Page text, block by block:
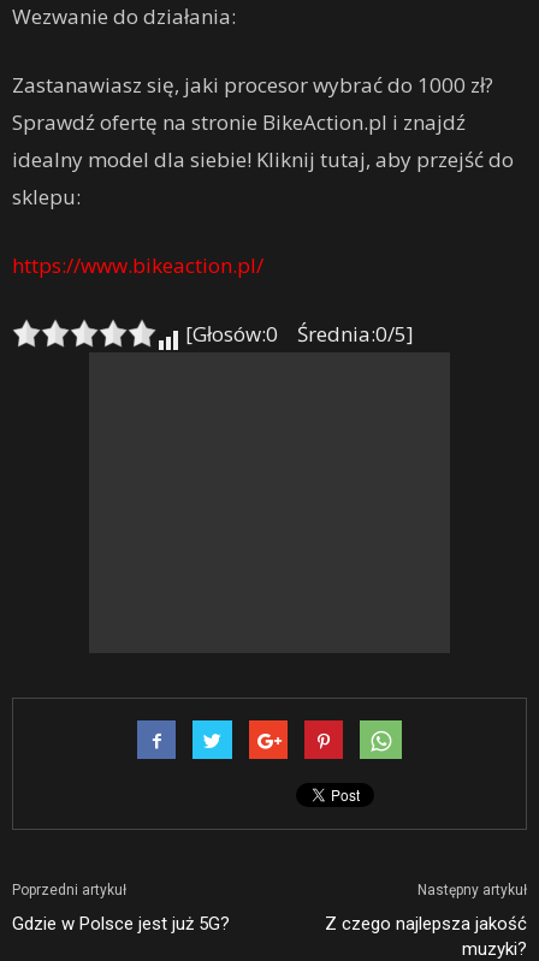
Wezwanie do działania:
Zastanawiasz się, jaki procesor wybrać do 1000 zł?
Sprawdź ofertę na stronie BikeAction.pl i znajdź
idealny model dla siebie! Kliknij tutaj, aby przejść do
sklepu:
https://www.bikeaction.pl/
[Głosów:0 Średnia:0/5]
Poprzedni artykuł
Gdzie w Polsce jest już 5G?
Następny artykuł
Z czego najlepsza jakość
muzyki?